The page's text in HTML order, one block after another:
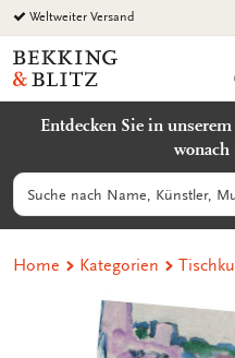
Zurück
zum
Inhalt
Weltweiter Versand
Bekking
&
Uitgevers
Entdecken Sie in
wonach
Suchen
Home Kategorien